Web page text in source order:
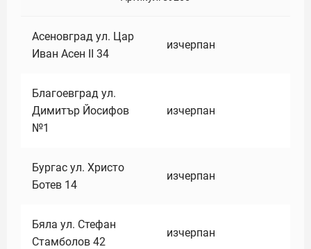
Асеновград ул. Цар
Иван Асен II 34
изчерпан
Благоевград ул.
Димитър Йосифов
№1
изчерпан
Бургас ул. Христо
Ботев 14
изчерпан
Бяла ул. Стефан
Стамболов 42
изчерпан